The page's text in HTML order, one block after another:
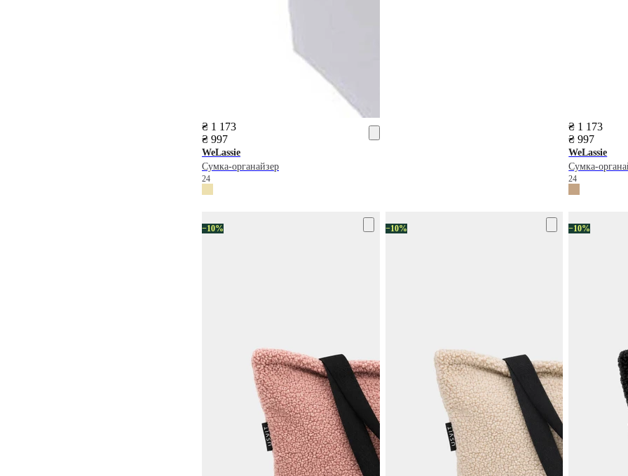
₴ 1 173
₴ 997
WeLassie
Сумка-органайзер
24
₴ 1 173
₴ 997
WeLassie
Сумка-
24
−10% −10% −10%